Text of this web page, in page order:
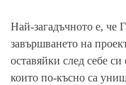
Най-загадъчното е, че
завършването на
оставяйки след себе
които по-късно са